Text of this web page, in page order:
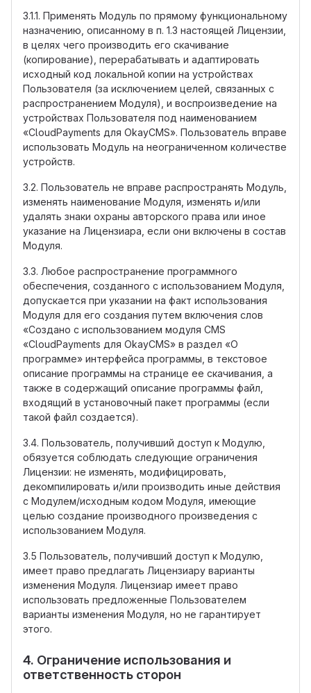
3.1.1. Применять Модуль по прямому функциональному
назначению, описанному в п. 1.3 настоящей Лицензии,
в целях чего производить его скачивание
(копирование), перерабатывать и адаптировать
исходный код локальной копии на устройствах
Пользователя (за исключением целей, связанных с
распространением Модуля), и воспроизведение на
устройствах Пользователя под наименованием
«CloudPayments для OkayCMS». Пользователь вправе
использовать Модуль на неограниченном количестве
устройств.
3.2. Пользователь не вправе распространять Модуль,
изменять наименование Модуля, изменять и/или
удалять знаки охраны авторского права или иное
указание на Лицензиара, если они включены в состав
Модуля.
3.3. Любое распространение программного
обеспечения, созданного с использованием Модуля,
допускается при указании на факт использования
Модуля для его создания путем включения слов
«Создано с использованием модуля CMS
«CloudPayments для OkayCMS» в раздел «О
программе» интерфейса программы, в текстовое
описание программы на странице ее скачивания, а
также в содержащий описание программы файл,
входящий в установочный пакет программы (если
такой файл создается).
3.4. Пользователь, получивший доступ к Модулю,
обязуется соблюдать следующие ограничения
Лицензии: не изменять, модифицировать,
декомпилировать и/или производить иные действия
с Модулем/исходным кодом Модуля, имеющие
целью создание производного произведения с
использованием Модуля.
3.5 Пользователь, получивший доступ к Модулю,
имеет право предлагать Лицензиару варианты
изменения Модуля. Лицензиар имеет право
использовать предложенные Пользователем
варианты изменения Модуля, но не гарантирует
этого.
4. Ограничение использования и
ответственность сторон